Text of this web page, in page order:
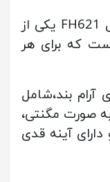
این مدل FH621 یکی از
که برای هر
بند،شامل
به صورت مگنتی،
آینه قدی